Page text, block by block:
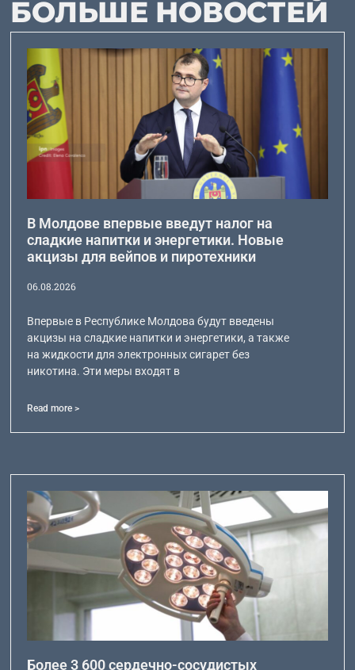
БОЛЬШЕ НОВОСТЕЙ
В Молдове впервые введут налог на
сладкие напитки и энергетики. Новые
акцизы для вейпов и пиротехники
06.08.2026
Впервые в Республике Молдова будут введены
акцизы на сладкие напитки и энергетики, а также
на жидкости для электронных сигарет без
никотина. Эти меры входят в
Read more >
Более 3 600 сердечно-сосудистых